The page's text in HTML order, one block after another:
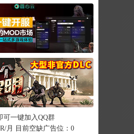
可一键加入QQ群
月 目前空缺广告位：0